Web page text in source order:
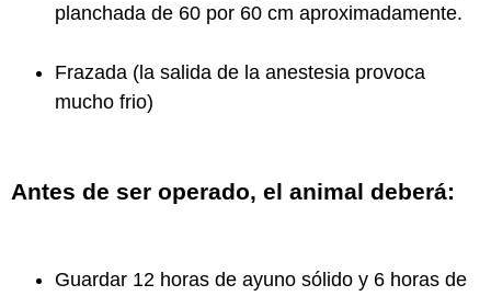
planchada de 60 por 60 cm aproximadamente.
Frazada (la salida de la anestesia provoca
mucho frio)
Antes de ser operado, el animal deberá:
Guardar 12 horas de ayuno sólido y 6 horas de